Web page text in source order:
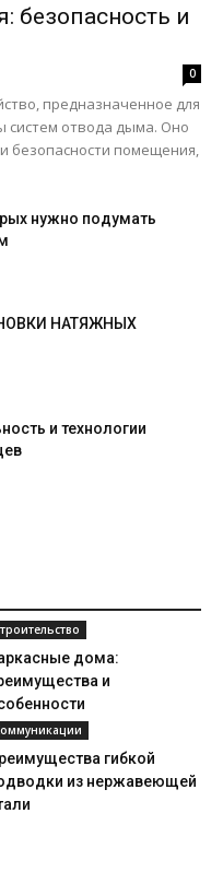
безопасность и
0
предназначенное для
систем отвода дыма. Оно
безопасности помещения,
нужно подумать
НАТЯЖНЫХ
и технологии
дома:
и
гибкой
из нержавеющей